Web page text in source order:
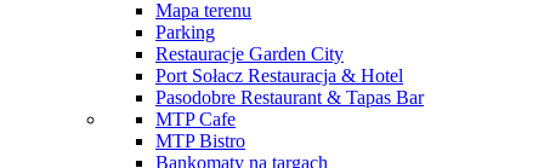
Mapa terenu
Parking
Restauracje Garden City
Port Sołacz Restauracja & Hotel
Pasodobre Restaurant & Tapas Bar
MTP Cafe
MTP Bistro
Bankomaty na targach